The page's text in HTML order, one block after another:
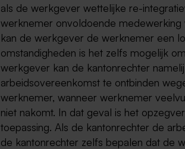
als de werkgever wettelijke re-
werknemer onvoldoende medewerking
kan de werkgever de werknemer een
omstandigheden is het zelfs mogelijk
werkgever kan de kantonrechter
arbeidsovereenkomst te ontbinden
werknemer, wanneer werknemer
niet nakomt. In dat geval is het
toepassing. Als de kantonrechter de
de kantonrechter zelfs bepalen dat de